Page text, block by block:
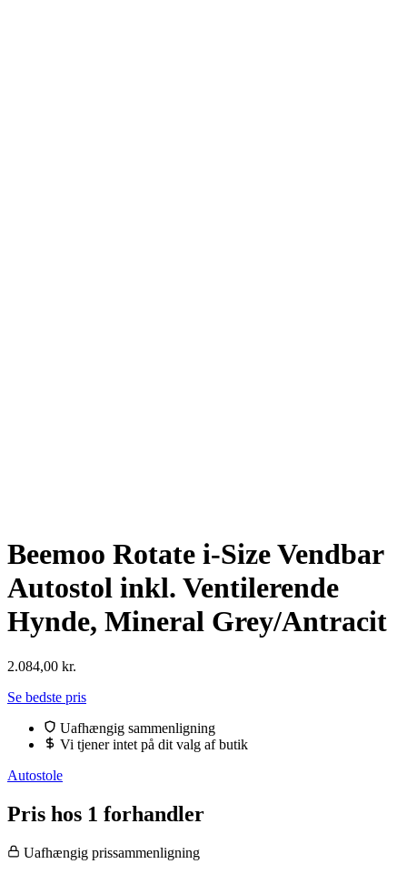
Beemoo Rotate i-Size Vendbar
Autostol inkl. Ventilerende
Hynde, Mineral Grey/Antracit
2.084,00 kr.
Se bedste pris
Uafhængig sammenligning
Vi tjener intet på dit valg af butik
Autostole
Pris hos 1 forhandler
Uafhængig prissammenligning